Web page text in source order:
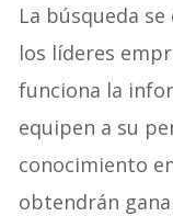
La búsqueda
los líderes
funciona la
equipen a su
conocimiento
obtendrán